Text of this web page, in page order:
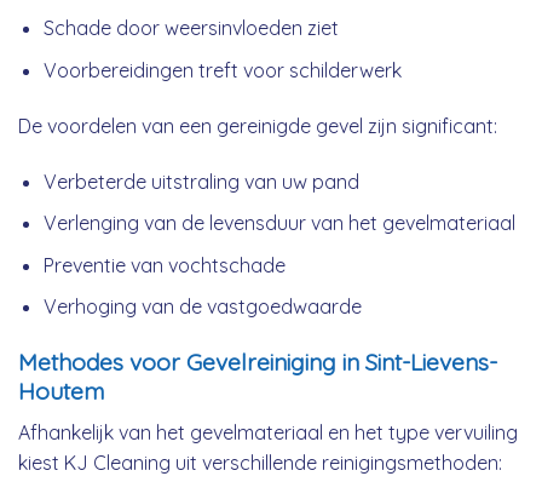
Schade door weersinvloeden ziet
Voorbereidingen treft voor schilderwerk
De voordelen van een gereinigde gevel zijn significant:
Verbeterde uitstraling van uw pand
Verlenging van de levensduur van het gevelmateriaal
Preventie van vochtschade
Verhoging van de vastgoedwaarde
Methodes voor Gevelreiniging in Sint-Lievens-
Houtem
Afhankelijk van het gevelmateriaal en het type vervuiling
kiest KJ Cleaning uit verschillende reinigingsmethoden: